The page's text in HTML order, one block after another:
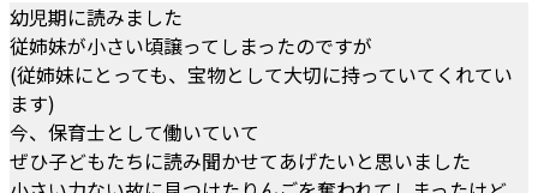
幼児期に読みました
従姉妹が小さい頃譲ってしまったのですが
(従姉妹にとっても、宝物として大切に持っていてくれてい
ます)
今、保育士として働いていて
ぜひ子どもたちに読み聞かせてあげたいと思いました